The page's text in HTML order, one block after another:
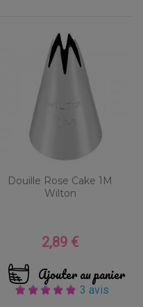
Douille Rose Cake 1M
Wilton
Prix
2,89 €
Ajouter au panier
3 avis